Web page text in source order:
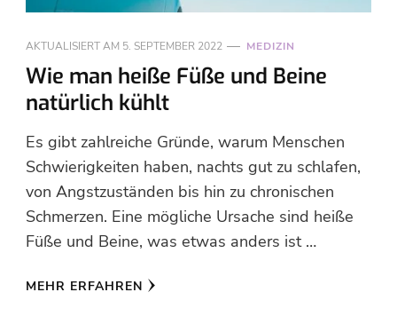
AKTUALISIERT AM 5. SEPTEMBER 2022 MEDIZIN
Wie man heiße Füße und Beine
natürlich kühlt
Es gibt zahlreiche Gründe, warum Menschen
Schwierigkeiten haben, nachts gut zu schlafen,
von Angstzuständen bis hin zu chronischen
Schmerzen. Eine mögliche Ursache sind heiße
Füße und Beine, was etwas anders ist …
MEHR ERFAHREN